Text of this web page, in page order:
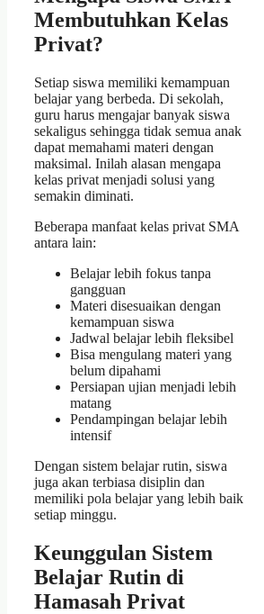
Membutuhkan Kelas
Privat?
Setiap siswa memiliki kemampuan
belajar yang berbeda. Di sekolah,
guru harus mengajar banyak siswa
sekaligus sehingga tidak semua anak
dapat memahami materi dengan
maksimal. Inilah alasan mengapa
kelas privat menjadi solusi yang
semakin diminati.
Beberapa manfaat kelas privat SMA
antara lain:
Belajar lebih fokus tanpa
gangguan
Materi disesuaikan dengan
kemampuan siswa
Jadwal belajar lebih fleksibel
Bisa mengulang materi yang
belum dipahami
Persiapan ujian menjadi lebih
matang
Pendampingan belajar lebih
intensif
Dengan sistem belajar rutin, siswa
juga akan terbiasa disiplin dan
memiliki pola belajar yang lebih baik
setiap minggu.
Keunggulan Sistem
Belajar Rutin di
Hamasah Privat